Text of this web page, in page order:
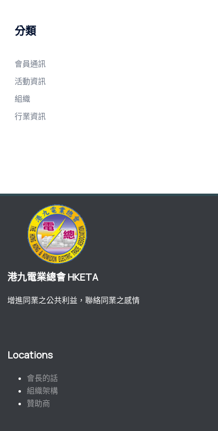
分類
會員通訊
活動資訊
組織
行業資訊
港九電業總會 HKETA
增進同業之公共利益，聯絡同業之感情
Locations
會長的話
組織架構
贊助商